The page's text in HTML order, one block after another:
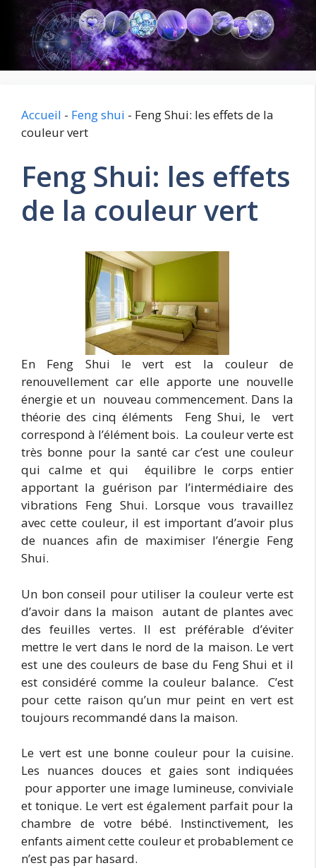
contenu
Accueil - Feng shui - Feng Shui: les effets de la
couleur vert
Feng Shui: les effets
de la couleur vert
En Feng Shui le vert est la couleur de
renouvellement car elle apporte une nouvelle
énergie et un nouveau commencement. Dans la
théorie des cinq éléments Feng Shui, le vert
correspond à l’élément bois. La couleur verte est
très bonne pour la santé car c’est une couleur
qui calme et qui équilibre le corps entier
apportant la guérison par l’intermédiaire des
vibrations Feng Shui. Lorsque vous travaillez
avec cette couleur, il est important d’avoir plus
de nuances afin de maximiser l’énergie Feng
Shui.
Un bon conseil pour utiliser la couleur verte est
d’avoir dans la maison autant de plantes avec
des feuilles vertes. Il est préférable d’éviter
mettre le vert dans le nord de la maison. Le vert
est une des couleurs de base du Feng Shui et il
est considéré comme la couleur balance. C’est
pour cette raison qu’un mur peint en vert est
toujours recommandé dans la maison.
Le vert est une bonne couleur pour la cuisine.
Les nuances douces et gaies sont indiquées
pour apporter une image lumineuse, conviviale
et tonique. Le vert est également parfait pour la
chambre de votre bébé. Instinctivement, les
enfants aiment cette couleur et probablement ce
n’est pas par hasard.